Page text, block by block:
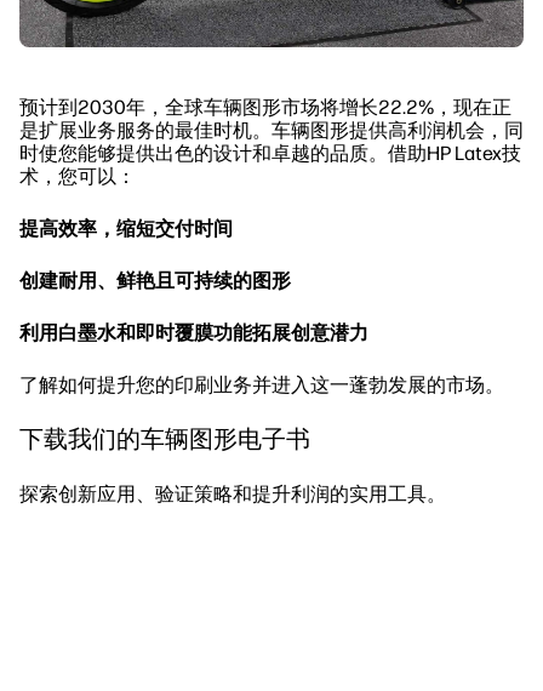
预计到2030年，全球车辆图形市场将增长22.2%，现在正
是扩展业务服务的最佳时机。车辆图形提供高利润机会，同
时使您能够提供出色的设计和卓越的品质。借助HP Latex技
术，您可以：
提高效率，缩短交付时间
创建耐用、鲜艳且可持续的图形
利用白墨水和即时覆膜功能拓展创意潜力
了解如何提升您的印刷业务并进入这一蓬勃发展的市场。
下载我们的车辆图形电子书
探索创新应用、验证策略和提升利润的实用工具。